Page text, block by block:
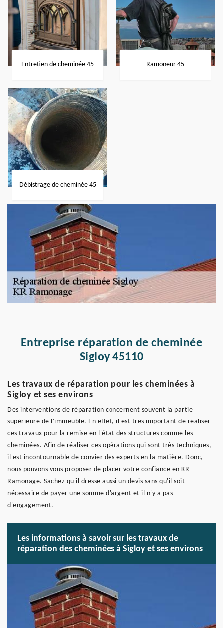
Entretien de cheminée 45 Ramoneur 45
Débistrage de cheminée 45
Entreprise réparation de cheminée
Sigloy 45110
Les travaux de réparation pour les cheminées à
Sigloy et ses environs
Des interventions de réparation concernent souvent la partie
supérieure de l'immeuble. En effet, il est très important de réaliser
ces travaux pour la remise en l'état des structures comme les
cheminées. Afin de réaliser ces opérations qui sont très techniques,
il est incontournable de convier des experts en la matière. Donc,
nous pouvons vous proposer de placer votre confiance en KR
Ramonage. Sachez qu'il dresse aussi un devis sans qu'il soit
nécessaire de payer une somme d'argent et il n'y a pas
d'engagement.
Les informations à savoir sur les travaux de
réparation des cheminées à Sigloy et ses environs